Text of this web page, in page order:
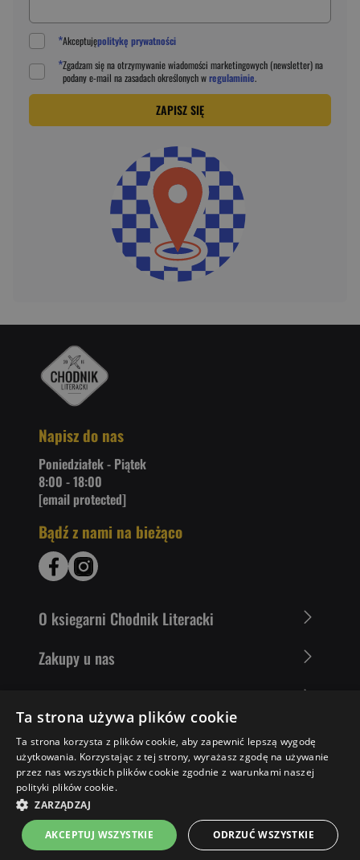
36,68 ZŁ
*Akceptujępolitykę prywatności
*Zgadzam się na otrzymywanie wiadomości marketingowych (newsletter) na
podanye-mail na zasadach określonych wregulaminie.
ZAPISZ SIĘ
Napisz do nas
Poniedziałek - Piątek
8:00 - 18:00
[email protected]
Bądź z nami na bieżąco
O ksiegarni Chodnik Literacki
Zakupy u nas
Literaci polecają
Ta strona używa plików cookie
Ta strona korzysta z plików cookie, aby zapewnić lepszą wygodę
użytkowania. Korzystając z tej strony, wyrażasz zgodę na używanie
przez nas wszystkich plików cookie zgodnie z warunkami naszej
polityki plików cookie.
ZARZĄDZAJ
AKCEPTUJ WSZYSTKIE ODRZUĆ WSZYSTKIE